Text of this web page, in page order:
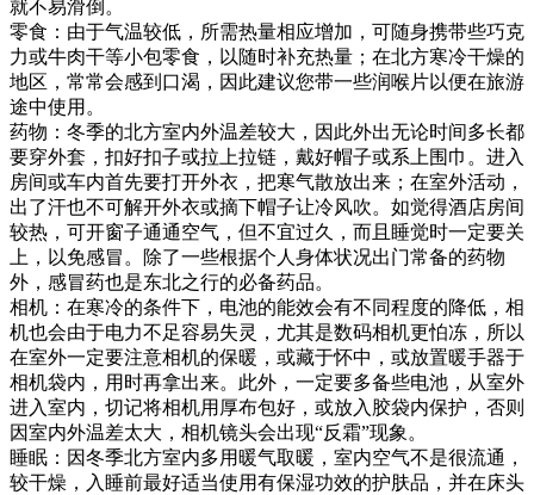
就不易滑倒。
零食：由于气温较低，所需热量相应增加，可随身携带些巧克
力或牛肉干等小包零食，以随时补充热量；在北方寒冷干燥的
地区，常常会感到口渴，因此建议您带一些润喉片以便在旅游
途中使用。
药物：冬季的北方室内外温差较大，因此外出无论时间多长都
要穿外套，扣好扣子或拉上拉链，戴好帽子或系上围巾。进入
房间或车内首先要打开外衣，把寒气散放出来；在室外活动，
出了汗也不可解开外衣或摘下帽子让冷风吹。如觉得酒店房间
较热，可开窗子通通空气，但不宜过久，而且睡觉时一定要关
上，以免感冒。除了一些根据个人身体状况出门常备的药物
外，感冒药也是东北之行的必备药品。
相机：在寒冷的条件下，电池的能效会有不同程度的降低，相
机也会由于电力不足容易失灵，尤其是数码相机更怕冻，所以
在室外一定要注意相机的保暖，或藏于怀中，或放置暖手器于
相机袋内，用时再拿出来。此外，一定要多备些电池，从室外
进入室内，切记将相机用厚布包好，或放入胶袋内保护，否则
因室内外温差太大，相机镜头会出现“反霜”现象。
睡眠：因冬季北方室内多用暖气取暖，室内空气不是很流通，
较干燥，入睡前最好适当使用有保湿功效的护肤品，并在床头